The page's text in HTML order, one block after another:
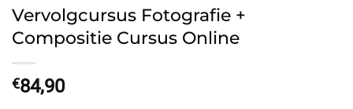
Vervolgcursus Fotografie +
Compositie Cursus Online
€84,90